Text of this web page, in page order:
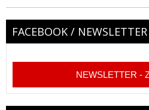
FACEBOOK / NEWSLETTER
NEWSLETTER -